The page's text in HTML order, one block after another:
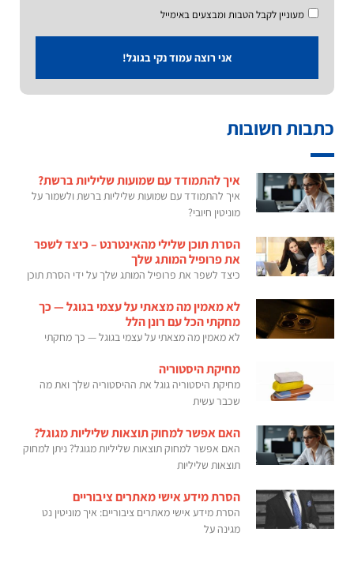
מעוניין לקבל הטבות ומבצעים באימייל
אני רוצה עמוד נקי בגוגל!
כתבות חשובות
איך להתמודד עם שמועות שליליות ברשת?
איך להתמודד עם שמועות שליליות ברשת ולשמור על
מוניטין חיובי?
הסרת תוכן שלילי מהאינטרנט – כיצד לשפר
את פרופיל המותג שלך
כיצד לשפר את פרופיל המותג שלך על ידי הסרת תוכן
לא מאמין מה מצאתי על עצמי בגוגל — כך
מחקתי הכל עם רונן הלל
לא מאמין מה מצאתי על עצמי בגוגל — כך מחקתי
מחיקת היסטוריה
מחיקת היסטוריה גוגל את ההיסטוריה שלך ואת מה
שכבר עשית
האם אפשר למחוק תוצאות שליליות מגוגל?
האם אפשר למחוק תוצאות שליליות מגוגל? ניתן למחוק
תוצאות שליליות
הסרת מידע אישי מאתרים ציבוריים
הסרת מידע אישי מאתרים ציבוריים: איך מוניטין נט
מגינה על